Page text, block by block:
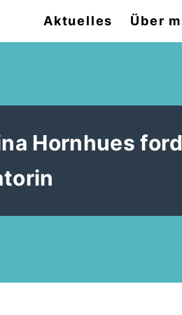
Aktuelles Über
Hornhues